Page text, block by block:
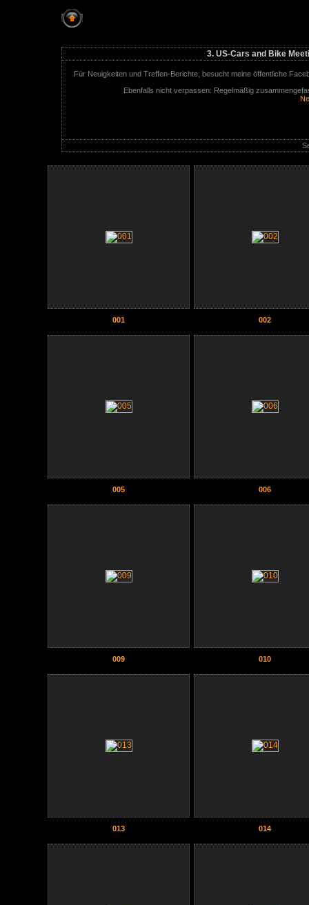
3. US-Cars and Bike
Für Neuigkeiten und Treffen-Berichte, besucht meine öffentliche
Ebenfalls nicht verpassen: Regelmäßig
001 002
005 006
009 010
013 014